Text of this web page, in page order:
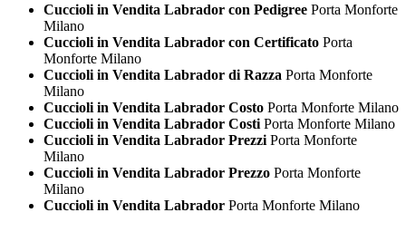
Cuccioli in Vendita Labrador con Pedigree Porta Monforte
Milano
Cuccioli in Vendita Labrador con Certificato Porta
Monforte Milano
Cuccioli in Vendita Labrador di Razza Porta Monforte
Milano
Cuccioli in Vendita Labrador Costo Porta Monforte Milano
Cuccioli in Vendita Labrador Costi Porta Monforte Milano
Cuccioli in Vendita Labrador Prezzi Porta Monforte
Milano
Cuccioli in Vendita Labrador Prezzo Porta Monforte
Milano
Cuccioli in Vendita Labrador Porta Monforte Milano